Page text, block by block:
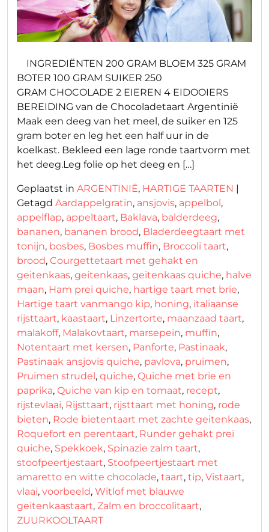
INGREDIËNTEN 200 GRAM BLOEM 325 GRAM
BOTER 100 GRAM SUIKER 250
GRAM CHOCOLADE 2 EIEREN 4 EIDOOIERS
BEREIDING van de Chocoladetaart Argentinië
Maak een deeg van het meel, de suiker en 125
gram boter en leg het een half uur in de
koelkast. Bekleed een lage ronde taartvorm met
het deeg.Leg folie op het deeg en […]
Geplaatst in ARGENTINIË, HARTIGE TAARTEN |
Getagd Aardappelgratin, ansjovis, appelbol,
appelflap, appeltaart, Baklava, balderdeeg,
bananen, bananen brood, Bladerdeegtaart met
tonijn, bosbes, Bosbes muffin, Broccoli taart,
brood, Courgettetaart met gehakt en
geitenkaas, geitenkaas, geitenkaas quiche, halve
maan, Ham prei quiche, hartige taart met brie,
Hartige taart vanmango kip, honing, italiaanse
rijsttaart, kaastaart, Linzertorte, maanzaad taart,
malakoff, Malakovtaart, marsepein, muffin,
Notentaart met kersen, Panforte, Pastinaak,
Pastinaak ansjovis quiche, pavlova, pruimen,
Pruimen strudel, quiche, Quiche met brie en
paprika, Quiche van kip en tomaat, recept,
rijstevlaai, Rijsttaart, rijsttaart met honing, rode
bieten, Rode bietentaart met zachte geitenkaas,
Roquefort en perentaart, Runder gehakt prei
quiche, Spekkoek, Spinazie zalm taart,
stoofpeertjestaart, Stoofpeertjestaart met
amaretto en witte chocolade, taart, tip, Vistaart,
vlaai, voorbeeld, Witlof met blauwe
geitenkaastaart, Zalm en broccolitaart,
ZUURKOOLTAART